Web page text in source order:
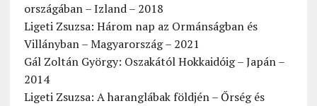
országában – Izland – 2018
Ligeti Zsuzsa: Három nap az Ormánságban és
Villányban – Magyarország – 2021
Gál Zoltán György: Oszakától Hokkaidóig – Japán –
2014
Ligeti Zsuzsa: A haranglábak földjén – Őrség és